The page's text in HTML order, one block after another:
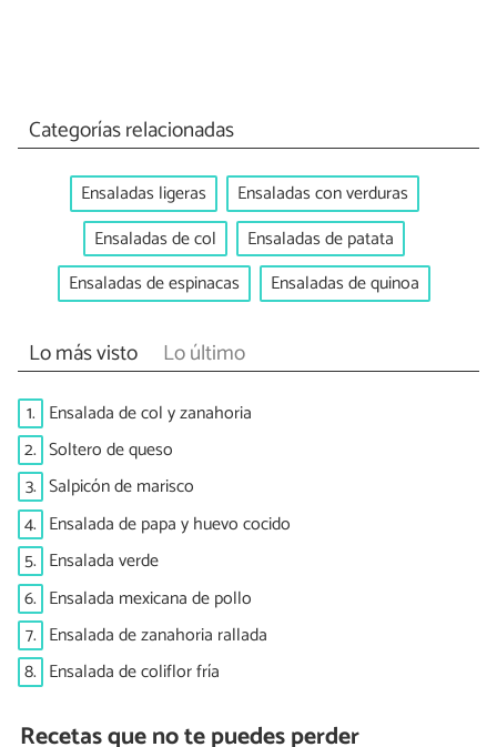
Categorías relacionadas
Ensaladas ligeras
Ensaladas con verduras
Ensaladas de col
Ensaladas de patata
Ensaladas de espinacas
Ensaladas de quinoa
Lo más visto Lo último
1. Ensalada de col y zanahoria
2. Soltero de queso
3. Salpicón de marisco
4. Ensalada de papa y huevo cocido
5. Ensalada verde
6. Ensalada mexicana de pollo
7. Ensalada de zanahoria rallada
8. Ensalada de coliflor fría
Recetas que no te puedes perder